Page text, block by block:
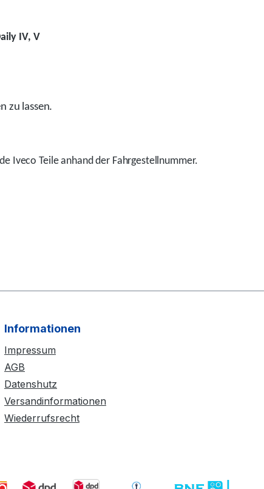
IV, V
zu lassen.
Iveco Teile anhand der Fahrgestellnummer.
Informationen
Impressum
AGB
Datenshutz
Versandinformationen
Wiederrufsrecht